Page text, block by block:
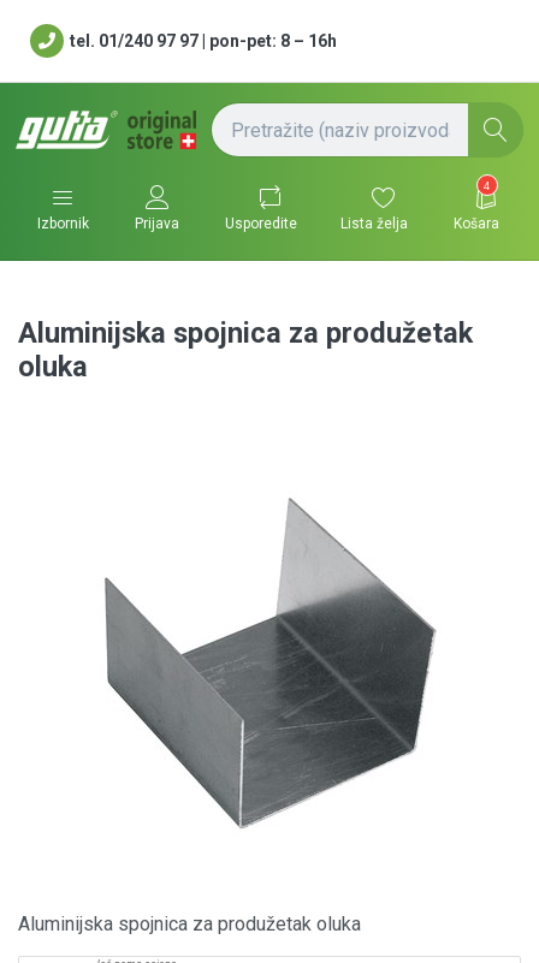
tel. 01/240 97 97 | pon-pet: 8 – 16h
Izbornik Prijava Usporedite Lista želja
4
Košara
Aluminijska spojnica za produžetak
oluka
Aluminijska spojnica za produžetak oluka